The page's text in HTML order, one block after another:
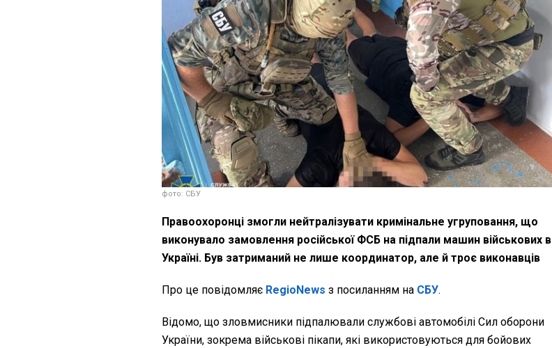
фото: СБУ
Правоохоронці змогли нейтралізувати кримінальне угруповання, що
виконувало замовлення російської ФСБ на підпали машин військових в
Україні. Був затриманий не лише координатор, але й троє виконавців
Про це повідомляє RegioNews з посиланням на СБУ.
Відомо, що зловмисники підпалювали службові автомобілі Сил оборони
України, зокрема військові пікапи, які використовуються для бойових